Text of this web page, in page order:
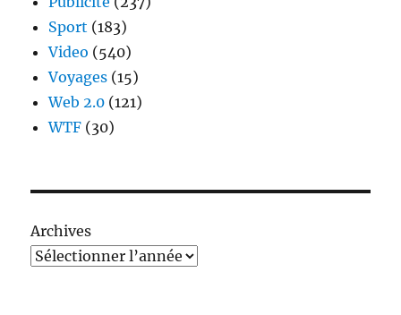
Sport (183)
Video (540)
Voyages (15)
Web 2.0 (121)
WTF (30)
Archives